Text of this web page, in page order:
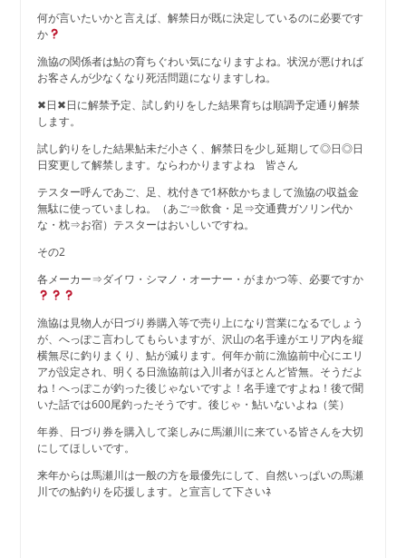
何が言いたいかと言えば、解禁日が既に決定しているのに必要です
か
漁協の関係者は鮎の育ちぐわい気になりますよね。状況が悪ければ
お客さんが少なくなり死活問題になりますしね。
✖日✖日に解禁予定、試し釣りをした結果育ちは順調予定通り解禁
します。
試し釣りをした結果鮎未だ小さく、解禁日を少し延期して◎日◎日
日変更して解禁します。ならわかりますよね 皆さん
テスター呼んであご、足、枕付きで1杯飲かちまして漁協の収益金
無駄に使っていましね。（あご⇒飲食・足⇒交通費ガソリン代か
な・枕⇒お宿）テスターはおいしいですね。
その2
各メーカー⇒ダイワ・シマノ・オーナー・がまかつ等、必要ですか
漁協は見物人が日づり券購入等で売り上になり営業になるでしょう
が、へっぽこ言わしてもらいますが、沢山の名手達がエリア内を縦
横無尽に釣りまくり、鮎が減ります。何年か前に漁協前中心にエリ
アが設定され、明くる日漁協前は入川者がほとんど皆無。そうだよ
ね！へっぽこが釣った後じゃないですよ！名手達ですよね！後で聞
いた話では600尾釣ったそうです。後じゃ・鮎いないよね（笑）
年券、日づり券を購入して楽しみに馬瀬川に来ている皆さんを大切
にしてほしいです。
来年からは馬瀬川は一般の方を最優先にして、自然いっぱいの馬瀬
川での鮎釣りを応援します。と宣言して下さいﾈ